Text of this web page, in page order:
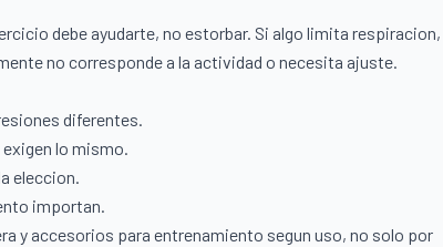
debe ayudarte, no estorbar. Si algo limita respiracion,
no corresponde a la actividad o necesita ajuste.
diferentes.
lo mismo.
eleccion.
importan.
y accesorios para entrenamiento segun uso, no solo por